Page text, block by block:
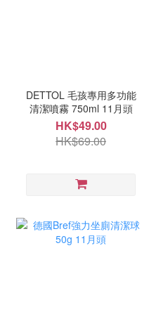
DETTOL 毛孩專用多功能
清潔噴霧 750ml 11月頭
HK$49.00
HK$69.00